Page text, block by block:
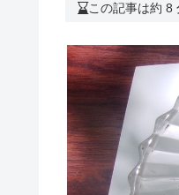
この記事は約 8